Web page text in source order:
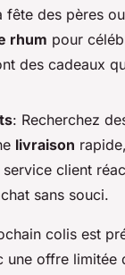
fête des pères
rhum pour
des cadeaux
: Recherchez
livraison
service client
sans souci.
colis est
une offre limitée